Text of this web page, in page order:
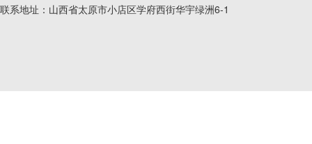
联系地址：山西省太原市小店区学府西街华宇绿洲6-1